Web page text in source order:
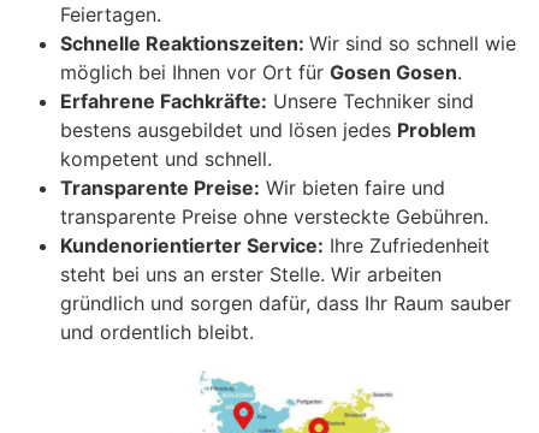
Feiertagen.
Schnelle Reaktionszeiten: Wir sind so schnell wie
möglich bei Ihnen vor Ort für Gosen Gosen.
Erfahrene Fachkräfte: Unsere Techniker sind
bestens ausgebildet und lösen jedes Problem
kompetent und schnell.
Transparente Preise: Wir bieten faire und
transparente Preise ohne versteckte Gebühren.
Kundenorientierter Service: Ihre Zufriedenheit
steht bei uns an erster Stelle. Wir arbeiten
gründlich und sorgen dafür, dass Ihr Raum sauber
und ordentlich bleibt.